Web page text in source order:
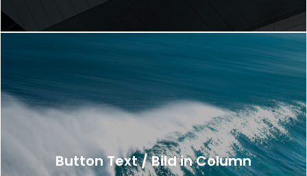
Button Text / Bild in Column